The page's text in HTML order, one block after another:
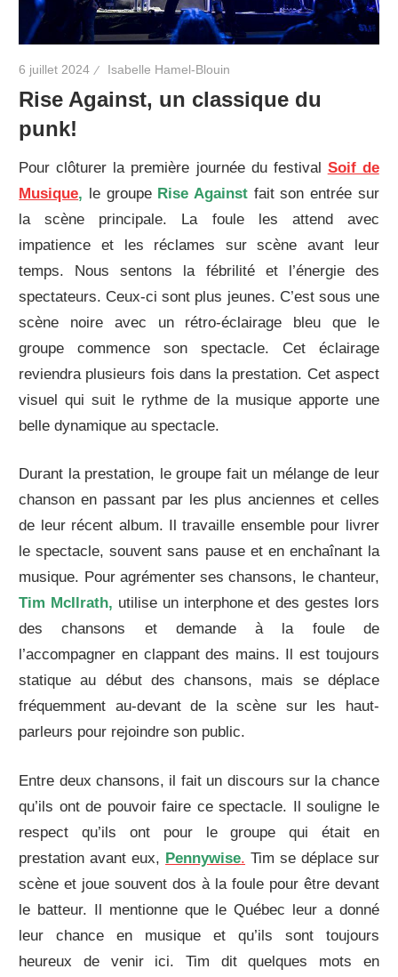
6 juillet 2024 Isabelle Hamel-Blouin
Rise Against, un classique du
punk!
Pour clôturer la première journée du festival Soif de
Musique, le groupe Rise Against fait son entrée sur
la scène principale. La foule les attend avec
impatience et les réclames sur scène avant leur
temps. Nous sentons la fébrilité et l’énergie des
spectateurs. Ceux-ci sont plus jeunes. C’est sous une
scène noire avec un rétro-éclairage bleu que le
groupe commence son spectacle. Cet éclairage
reviendra plusieurs fois dans la prestation. Cet aspect
visuel qui suit le rythme de la musique apporte une
belle dynamique au spectacle.
Durant la prestation, le groupe fait un mélange de leur
chanson en passant par les plus anciennes et celles
de leur récent album. Il travaille ensemble pour livrer
le spectacle, souvent sans pause et en enchaînant la
musique. Pour agrémenter ses chansons, le chanteur,
Tim McIlrath, utilise un interphone et des gestes lors
des chansons et demande à la foule de
l’accompagner en clappant des mains. Il est toujours
statique au début des chansons, mais se déplace
fréquemment au-devant de la scène sur les haut-
parleurs pour rejoindre son public.
Entre deux chansons, il fait un discours sur la chance
qu’ils ont de pouvoir faire ce spectacle. Il souligne le
respect qu’ils ont pour le groupe qui était en
prestation avant eux, Pennywise. Tim se déplace sur
scène et joue souvent dos à la foule pour être devant
le batteur. Il mentionne que le Québec leur a donné
leur chance en musique et qu’ils sont toujours
heureux de venir ici. Tim dit quelques mots en